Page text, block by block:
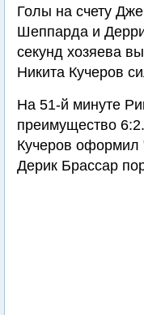
Голы на счету
Шеппарда и
секунд хозяева
Никита Кучеров
На 51-й минуте
преимущество
Кучеров оформил
Дерик Брассар